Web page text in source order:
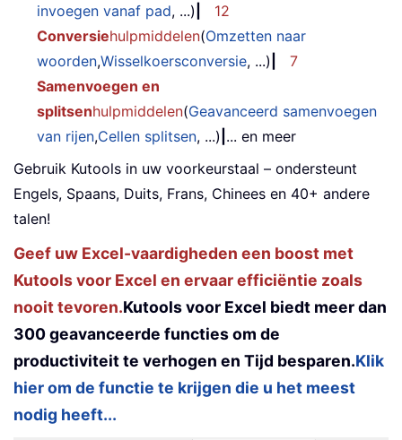
invoegen vanaf pad, ...)
12
Conversiehulpmiddelen(Omzetten naar
woorden,Wisselkoersconversie, ...)
7
Samenvoegen en
splitsenhulpmiddelen(Geavanceerd samenvoegen
van rijen,Cellen splitsen, ...) ... en meer
Gebruik Kutools in uw voorkeurstaal – ondersteunt
Engels, Spaans, Duits, Frans, Chinees en 40+ andere
talen!
Geef uw Excel-vaardigheden een boost met
Kutools voor Excel en ervaar efficiëntie zoals
nooit tevoren.Kutools voor Excel biedt meer dan
300 geavanceerde functies om de
productiviteit te verhogen en Tijd besparen.Klik
hier om de functie te krijgen die u het meest
nodig heeft...